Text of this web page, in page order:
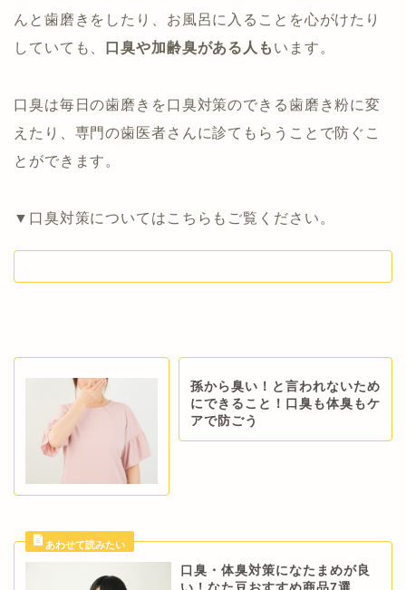
んと歯磨きをしたり、お風呂に入ることを心がけたり
していても、
口臭や加齢臭がある人も います。
口臭は毎日の歯磨きを口臭対策のできる歯磨き粉に変
えたり、専門の歯医者さんに診てもらうことで防ぐこ
とができます。
▼口臭対策についてはこちらもご覧ください。
孫から臭い！と言われないため
にできること！口臭も体臭もケ
アで防ごう
口臭・体臭対策になたまめが良